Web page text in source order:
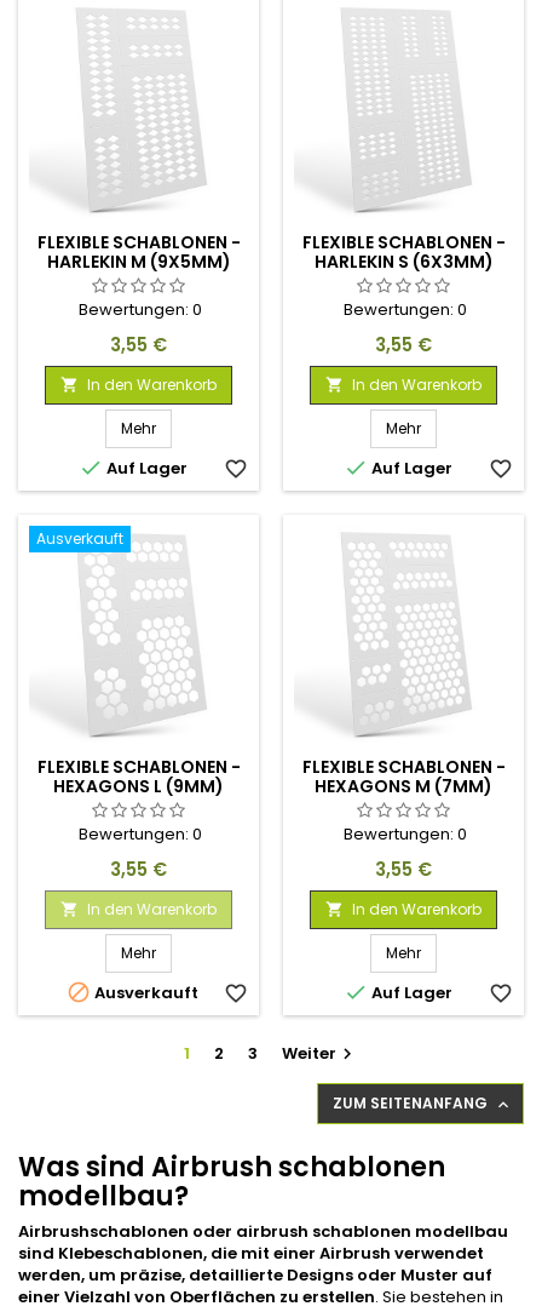
FLEXIBLE SCHABLONEN -
HARLEKIN M (9X5MM)
Bewertungen: 0
Preis
3,55 €
 In den Warenkorb
Mehr
 Auf Lager favorite_border
FLEXIBLE SCHABLONEN -
HARLEKIN S (6X3MM)
Bewertungen: 0
Preis
3,55 €
 In den Warenkorb
Mehr
 Auf Lager favorite_border
Ausverkauft
FLEXIBLE SCHABLONEN -
HEXAGONS L (9MM)
Bewertungen: 0
Preis
3,55 €
 In den Warenkorb
Mehr
 Ausverkauft favorite_border
FLEXIBLE SCHABLONEN -
HEXAGONS M (7MM)
Bewertungen: 0
Preis
3,55 €
 In den Warenkorb
Mehr
 Auf Lager favorite_border
1 2 3 Weiter 
ZUM SEITENANFANG 
Was sind Airbrush schablonen
modellbau?
Airbrushschablonen oder airbrush schablonen modellbau
sind Klebeschablonen, die mit einer Airbrush verwendet
werden, um präzise, detaillierte Designs oder Muster auf
einer Vielzahl von Oberflächen zu erstellen. Sie bestehen in